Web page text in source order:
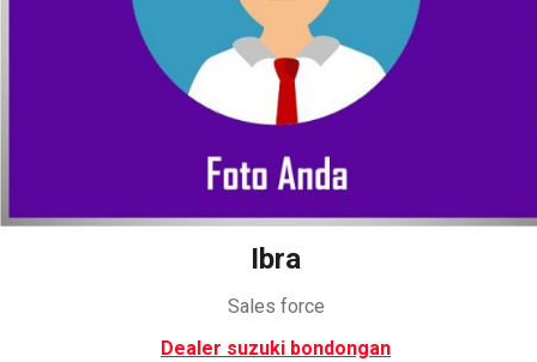
Ibra
Sales force
Dealer suzuki bondongan